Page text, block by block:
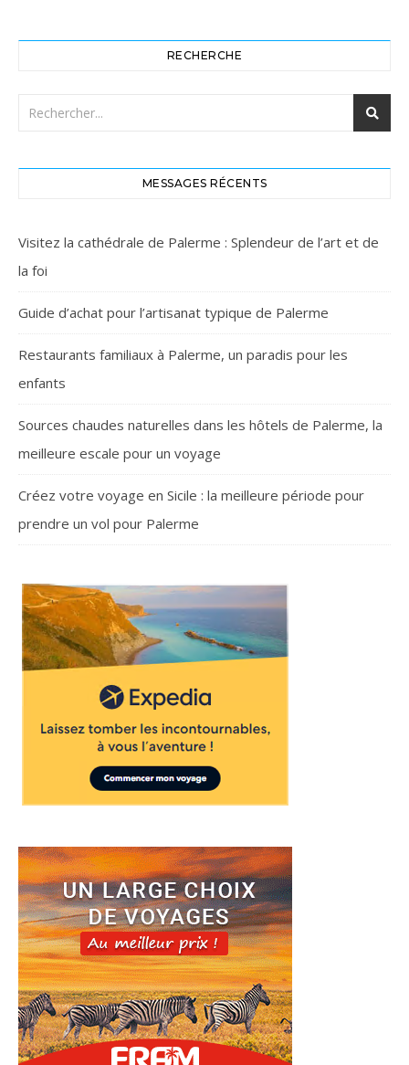
RECHERCHE
MESSAGES RÉCENTS
Visitez la cathédrale de Palerme : Splendeur de l’art et de
la foi
Guide d’achat pour l’artisanat typique de Palerme
Restaurants familiaux à Palerme, un paradis pour les
enfants
Sources chaudes naturelles dans les hôtels de Palerme, la
meilleure escale pour un voyage
Créez votre voyage en Sicile : la meilleure période pour
prendre un vol pour Palerme